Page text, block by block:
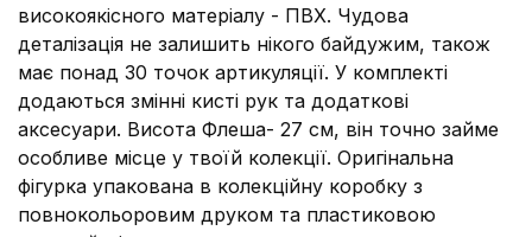
високоякісного матеріалу - ПВХ. Чудова
деталізація не залишить нікого байдужим, також
має понад 30 точок артикуляції. У комплекті
додаються змінні кисті рук та додаткові
аксесуари. Висота Флеша- 27 см, він точно займе
особливе місце у твоїй колекції. Оригінальна
фігурка упакована в колекційну коробку з
повнокольоровим друком та пластиковою